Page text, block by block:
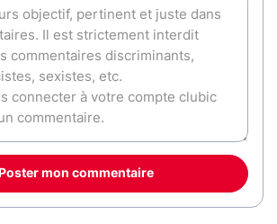
Poster mon commentaire